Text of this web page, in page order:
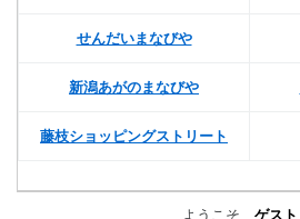
せんだいまなびや
新潟あがのまなびや
藤枝ショッピングストリート
ようこそ、 ゲスト